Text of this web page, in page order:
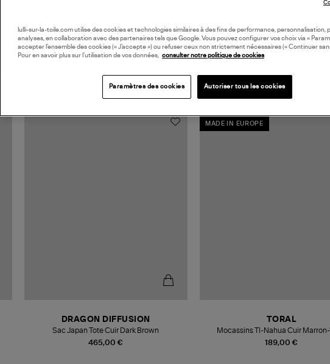
465,00 €
DRAGON DIFFUSION
Sac Japan Tote Cuir Dark Brown
MADE IN EUROPE
189,00 €
TORAL
Mocassins Tl-Nahua Cuir
lulli-sur-la-toile.com utilise des cookies et technologies similaires à des fins de performance, personnalisation,
analyses, en collaboration avec des partenaires tels que Google. Vous pouvez configurer vos choix via «
accepter l’ensemble des cookies (« J’accepte ») ou refuser ceux non strictement nécessaires (« Continuer
Pour en savoir plus sur l’utilisation de vos données, consulter notre politique de cookies
Paramètres des cookies Autoriser tous les cookies